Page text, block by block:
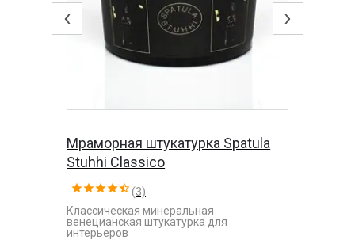
‹ ›
Мраморная штукатурка Spatula
Stuhhi Classico
(3)
Классическая минеральная
венецианская штукатурка для
интерьеров